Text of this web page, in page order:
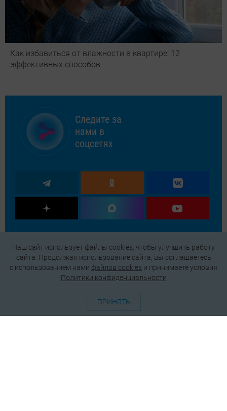
Как избавиться от влажности в квартире: 12
эффективных способов
Следите за
нами в
соцсетях
Наш сайт использует файлы cookies, чтобы улучшить работу
сайта. Продолжая использование сайта, вы соглашаетесь
c использованием нами файлов cookies и принимаете условия
Политики конфиденциальности
ПРИНЯТЬ